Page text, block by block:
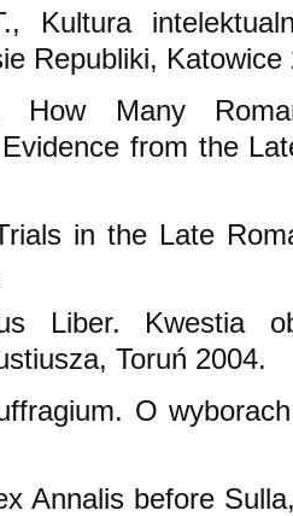
Kultura
Republiki, Katowice
How Many
from the
in the Late
Liber. Kwestia
Toruń 2004.
O
Annalis before